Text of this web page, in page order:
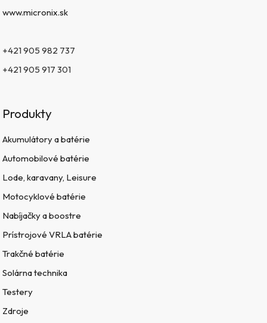
www.micronix.sk
+421 905 982 737
+421 905 917 301
Produkty
Akumulátory a batérie
Automobilové batérie
Lode, karavany, Leisure
Motocyklové batérie
Nabíjačky a boostre
Prístrojové VRLA batérie
Trakčné batérie
Solárna technika
Testery
Zdroje